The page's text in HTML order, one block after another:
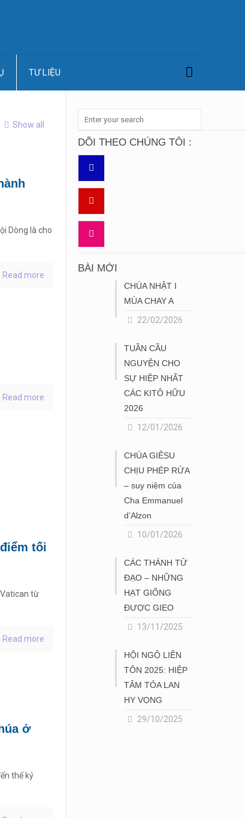
TƯ LIỆU
Show all
Dòng là cho
Read more
Read more
tối
từ
Read more
ở
thế kỷ
DÕI THEO CHÚNG TÔI :
BÀI MỚI
CHÚA NHẬT I
MÙA CHAY A
22/02/2026
TUẦN CẦU
NGUYỆN CHO
SỰ HIỆP NHẤT
CÁC KITÔ HỮU
2026
12/01/2026
CHÚA GIÊSU
CHỊU PHÉP RỬA
– suy niệm của
Cha Emmanuel
d’Alzon
10/01/2026
CÁC THÁNH TỬ
ĐẠO – NHỮNG
HẠT GIỐNG
ĐƯỢC GIEO
13/11/2025
HỘI NGỘ LIÊN
TÔN 2025: HIỆP
TÂM TỎA LAN
HY VỌNG
29/10/2025